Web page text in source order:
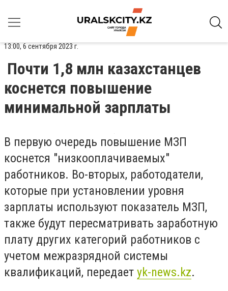
13:00, 6 сентября 2023 г.
Почти 1,8 млн казахстанцев
коснется повышение
минимальной зарплаты
В первую очередь повышение МЗП
коснется "низкооплачиваемых"
работников. Во-вторых, работодатели,
которые при установлении уровня
зарплаты используют показатель МЗП,
также будут пересматривать заработную
плату других категорий работников с
учетом межразрядной системы
квалификаций, передает yk-news.kz.